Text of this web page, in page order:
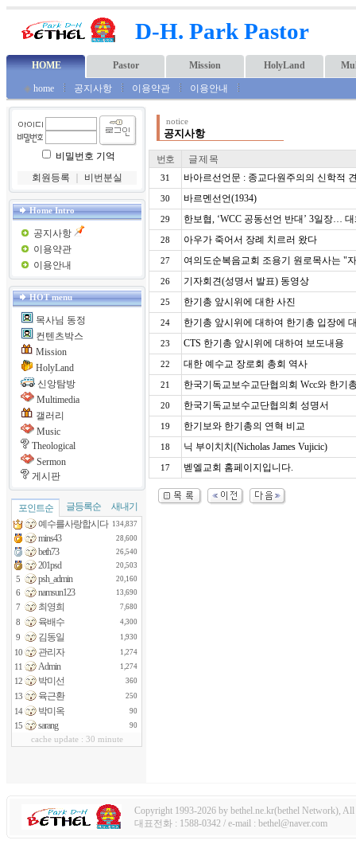
D-H. Park Pastor
HOME Pastor Mission HolyLand
◈ home 공지사항 이용약관 이용안내
비밀번호 기억
회원등록
비번분실
Home Intro
공지사항
이용약관
이용안내
HOT menu
목사님 동정
컨텐츠박스
Mission
HolyLand
신앙탐방
Multimedia
갤러리
Music
Theological
Sermon
게시판
포인트순 글등록순
새내기
예수를사랑합시다 134,837
mins43 28,600
beth73 26,540
201psd 20,503
5 psh_admin 20,160
6 namsun123 13,690
7 최영희 7,680
8 육배수 4,300
9 김동일 1,930
10 관리자 1,274
11 Admin 1,274
12 박미선 360
13 육근환 250
14 박미옥 90
15 sarang 90
cache update : 30 minute
notice
공지사항
번호 글 제 목
31 바아르선언문 : 종교다원주의의 신학적
30 바르멘선언(1934)
29 한보협, ‘WCC 공동선언 반대’ 3일장…
28 아우가 죽어서 장례 치르러 왔다
27 여의도순복음교회 조용기 원로목사는 "
26 기자회견(성명서 발표) 동영상
25 한기총 앞시위에 대한 사진
24 한기총 앞시위에 대하여 한기총 입장에
23 CTS 한기총 앞시위에 대하여 보도내용
22 대한 예수교 장로회 총회 역사
21 한국기독교보수교단협의회 Wcc와 한기
20 한국기독교보수교단협의회 성명서
19 한기보와 한기총의 연혁 비교
18 닉 부이치치(Nicholas James Vujicic)
17 벧엘교회 홈페이지입니다.
Copyright 1993-2026 by bethel.ne.kr(bethel Network), All
대표전화 : 1588-0342 / e-mail : bethel@naver.com